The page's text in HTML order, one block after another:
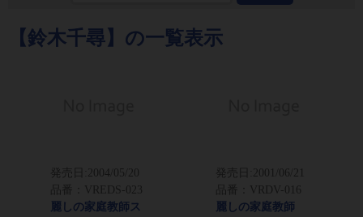
【鈴木千尋】の一覧表示
発売日: 2004/05/20
品番：VREDS-023
麗しの家庭教師ス
発売日: 2001/06/21
品番：VRDV-016
麗しの家庭教師